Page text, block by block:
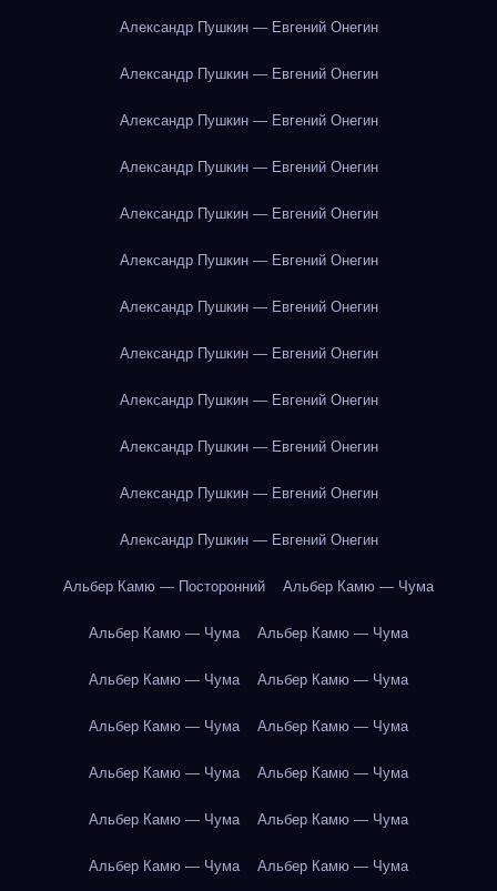
Александр Пушкин — Евгений Онегин
Александр Пушкин — Евгений Онегин
Александр Пушкин — Евгений Онегин
Александр Пушкин — Евгений Онегин
Александр Пушкин — Евгений Онегин
Александр Пушкин — Евгений Онегин
Александр Пушкин — Евгений Онегин
Александр Пушкин — Евгений Онегин
Александр Пушкин — Евгений Онегин
Александр Пушкин — Евгений Онегин
Александр Пушкин — Евгений Онегин
Александр Пушкин — Евгений Онегин
Альбер Камю — Посторонний Альбер Камю — Чума
Альбер Камю — Чума Альбер Камю — Чума
Альбер Камю — Чума Альбер Камю — Чума
Альбер Камю — Чума Альбер Камю — Чума
Альбер Камю — Чума Альбер Камю — Чума
Альбер Камю — Чума Альбер Камю — Чума
Альбер Камю — Чума Альбер Камю — Чума